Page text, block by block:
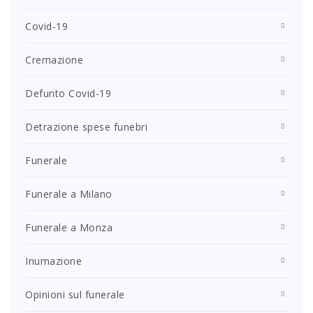
Covid-19
Cremazione
Defunto Covid-19
Detrazione spese funebri
Funerale
Funerale a Milano
Funerale a Monza
Inumazione
Opinioni sul funerale